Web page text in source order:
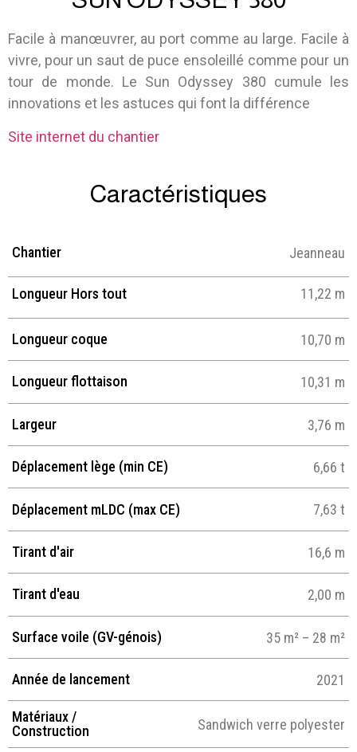
Facile à manœuvrer, au port comme au large. Facile à
vivre, pour un saut de puce ensoleillé comme pour un
tour de monde. Le Sun Odyssey 380 cumule les
innovations et les astuces qui font la différence
Site internet du chantier
Caractéristiques
Chantier Jeanneau
Longueur Hors tout 11,22 m
Longueur coque 10,70 m
Longueur flottaison 10,31 m
Largeur 3,76 m
Déplacement lège (min CE) 6,66 t
Déplacement mLDC (max CE) 7,63 t
Tirant d'air 16,6 m
Tirant d'eau 2,00 m
Surface voile (GV-génois) 35 m² – 28 m²
Année de lancement 2021
Matériaux /
Construction
Sandwich verre polyester